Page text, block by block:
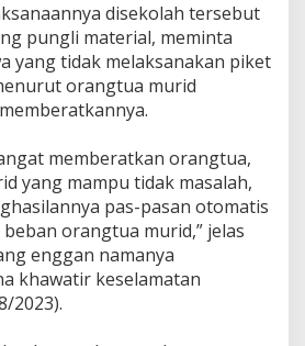
T
i
d
a
k
P
k
e
t
disekolah tersebut
pungli material, meminta
yang tidak melaksanakan piket
orangtua murid
memberatkan orangtua,
yang mampu tidak masalah,
pas-pasan otomatis
orangtua murid,” jelas
enggan namanya
khawatir keselamatan
2023).